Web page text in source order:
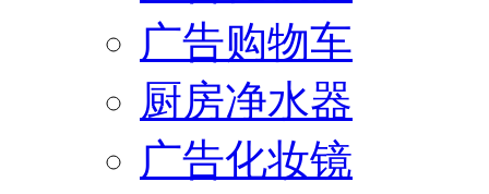
广告购物车
厨房净水器
广告化妆镜